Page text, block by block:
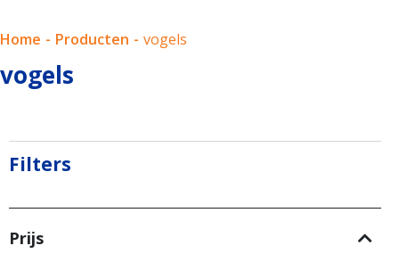
Home - Producten - vogels
vogels
Filters
Prijs